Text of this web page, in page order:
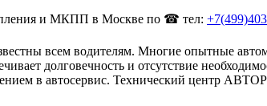
и МКПП в Москве по ☎ тел:
всем водителям. Многие опытные
долговечность и отсутствие
в автосервис. Технический центр